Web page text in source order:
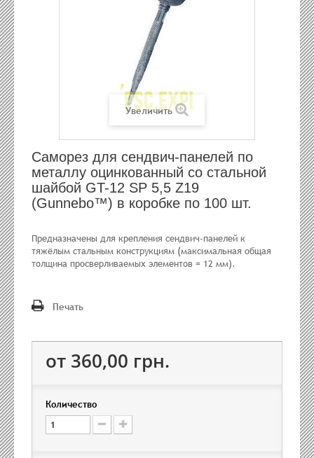
Увеличить
Саморез для сендвич-панелей по
металлу оцинкованный со стальной
шайбой GT-12 SP 5,5 Z19
(Gunnebo™) в коробке по 100 шт.
Предназначены для крепления сендвич-панелей к
тяжёлым стальным конструкциям (максимальная общая
толщина просверливаемых элементов = 12 мм).
Печать
от 360,00 грн.
Количество